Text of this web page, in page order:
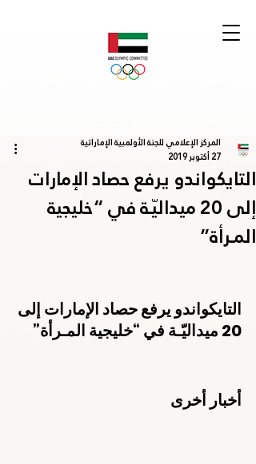
التايكواندو يرفع حصاد الإمارات
إلى 20 ميداليّـة في “خليجية
المـرأة”
المركز الإعلامي للجنة الأولمبية الإماراتية
27 أكتوبر 2019
التايكواندو يرفع حصاد الإمارات إلى
20 ميداليّـة في “خليجية المـرأة”
أخبار أخرى